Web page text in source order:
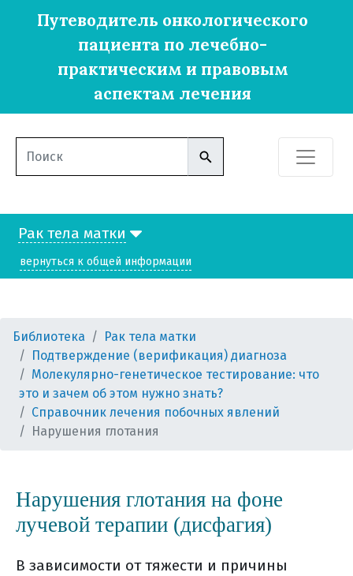
Путеводитель онкологического
пациента по лечебно-
практическим и правовым
аспектам лечения
Рак тела матки
вернуться к общей информации
Библиотека
Рак тела матки
Подтверждение (верификация) диагноза
Молекулярно-генетическое тестирование: что
это и зачем об этом нужно знать?
Справочник лечения побочных явлений
Нарушения глотания
Нарушения глотания на фоне
лучевой терапии (дисфагия)
В зависимости от тяжести и причины